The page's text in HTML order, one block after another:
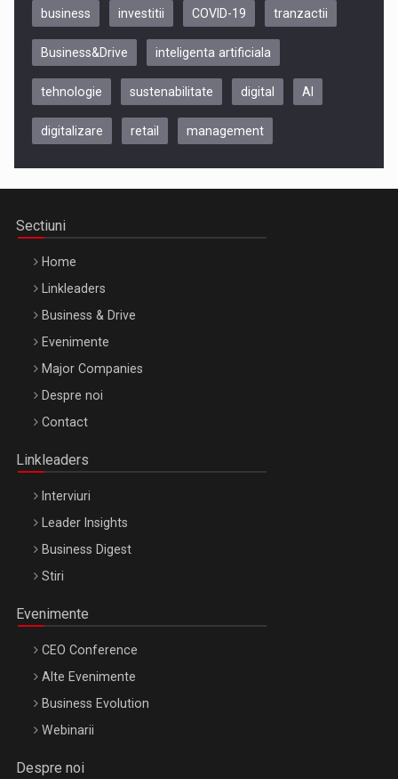
Be Inspired. Make it Happen!, CLUJ, 9 Decembrie
Be Inspired. Make it Happen!, ARTEMIS LETO, ORADEA, 8
Octombrie
business investitii COVID-19 tranzactii
Business&Drive inteligenta artificiala
tehnologie sustenabilitate digital AI
digitalizare retail management
Sectiuni
Home
Linkleaders
Business & Drive
Evenimente
Major Companies
Despre noi
Contact
Linkleaders
Interviuri
Leader Insights
Business Digest
Stiri
Evenimente
CEO Conference
Alte Evenimente
Business Evolution
Webinarii
Despre noi